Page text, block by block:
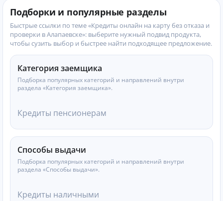
Подборки и популярные разделы
Быстрые ссылки по теме «Кредиты онлайн на карту без отказа и
проверки в Алапаевске»: выберите нужный подвид продукта,
чтобы сузить выбор и быстрее найти подходящее предложение.
Категория заемщика
Подборка популярных категорий и направлений внутри
раздела «Категория заемщика».
Кредиты пенсионерам
Способы выдачи
Подборка популярных категорий и направлений внутри
раздела «Способы выдачи».
Кредиты наличными